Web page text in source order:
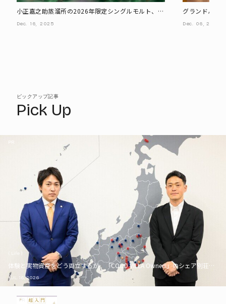
小正嘉之助蒸溜所の2026年限定シングルモルト、潮
風と可憐なハマゴウの香りをカスクフィニッシュで
Dec. 16, 2025
グランドハイ
奏で楽しむ大
Dec. 06, 2025
ピックアップ記事
Pick Up
PR
体験と実物資産をどう両立するか。「COCO VILLA Owners」のシェア別荘とい
JUL. 16, 2026
PR